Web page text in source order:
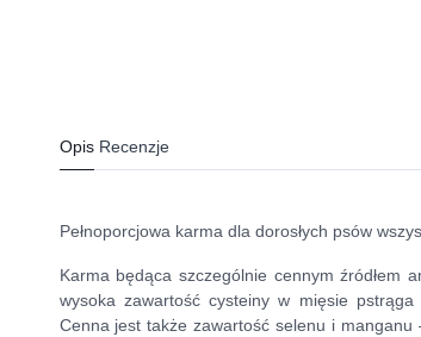
Opis Recenzje
Pełnoporcjowa karma dla dorosłych psów
Karma będąca szczególnie cennym źródłem
wysoka zawartość cysteiny w mięsie pstrąga
Cenna jest także zawartość selenu i manganu